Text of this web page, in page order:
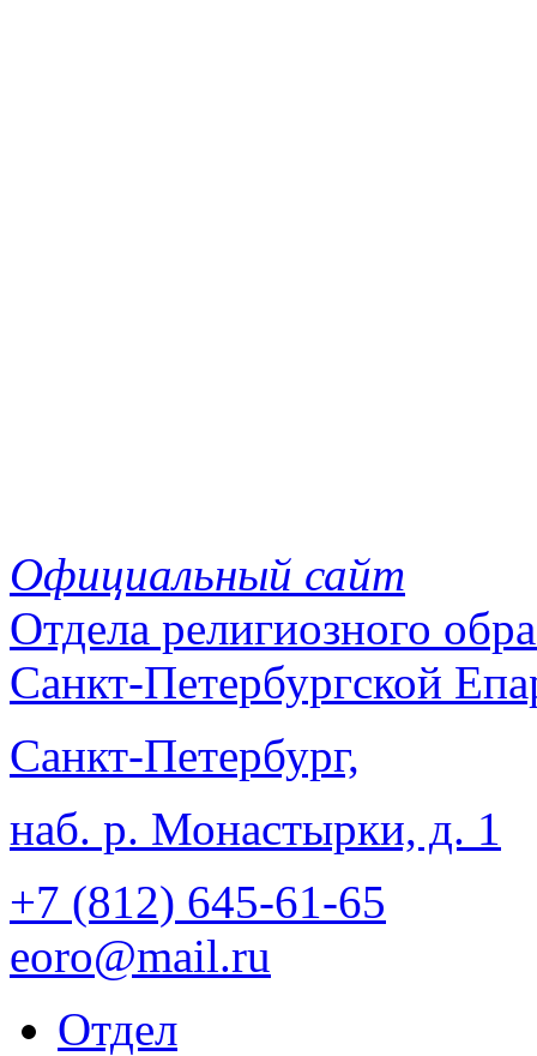
Официальный сайт
Отдела религиозного
Санкт-Петербургской
Санкт-Петербург,
наб. р. Монастырки, д. 1
+7 (812) 645-61-65
eoro@mail.ru
Отдел